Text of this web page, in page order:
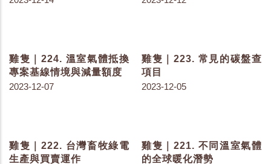
雞隻｜226. 食農教育的概
念架構
雞隻｜225. 如何申請碳權
與抵換專案